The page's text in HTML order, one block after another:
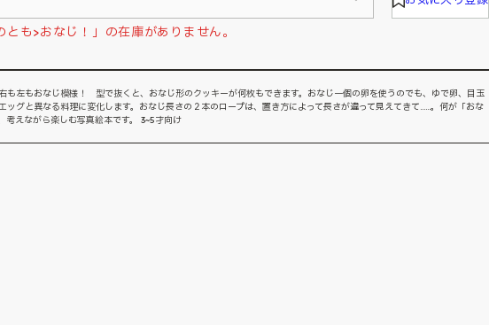
とも>おなじ！」の在庫がありません。
も左もおなじ模様！ 型で抜くと、おなじ形のクッキーが何枚もできます。おなじ一個の卵を使うのでも、ゆで卵、目玉
ッグと異なる料理に変化します。おなじ長さの２本のロープは、置き方によって長さが違って見えてきて……。何が「おな
考えながら楽しむ写真絵本です。 3~5才向け